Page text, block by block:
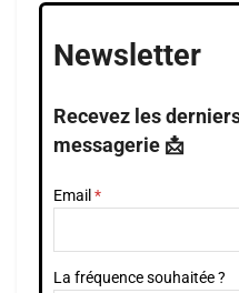
Newsletter
Recevez les
messagerie 📩
Email
La fréquence souhaitée ?